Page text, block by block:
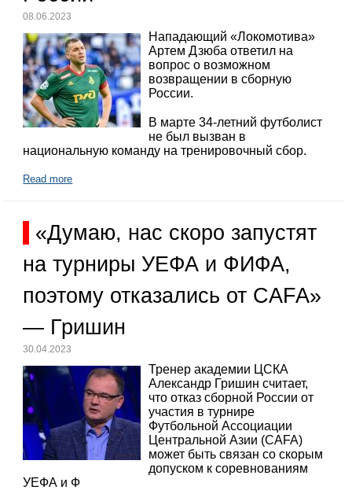
08.06.2023
Нападающий «Локомотива»
Артем Дзюба ответил на
вопрос о возможном
возвращении в сборную
России.
В марте 34-летний футболист
не был вызван в
национальную команду на тренировочный сбор.
Read more
«Думаю, нас скоро запустят
на турниры УЕФА и ФИФА,
поэтому отказались от CAFA»
— Гришин
30.04.2023
Тренер академии ЦСКА
Александр Гришин считает,
что отказ сборной России от
участия в турнире
Футбольной Ассоциации
Центральной Азии (CAFA)
может быть связан со скорым
допуском к соревнованиям
УЕФА и Ф